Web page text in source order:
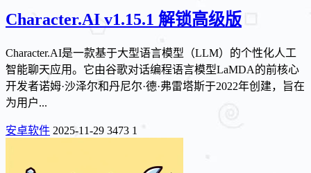
Character.AI v1.15.1 解锁高级版
Character.AI是一款基于大型语言模型（LLM）的个性化人工
智能聊天应用。它由谷歌对话编程语言模型LaMDA的前核心
开发者诺姆·沙泽尔和丹尼尔·德·弗雷塔斯于2022年创建，旨在
为用户...
安卓软件 2025-11-29 3473 1